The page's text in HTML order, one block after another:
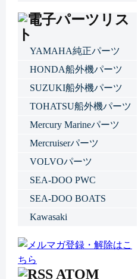
YAMAHA純正パーツ
HONDA船外機パーツ
SUZUKI船外機パーツ
TOHATSU船外機パーツ
Mercury Marineパーツ
Mercruiserパーツ
VOLVOパーツ
SEA-DOO PWC
SEA-DOO BOATS
Kawasaki